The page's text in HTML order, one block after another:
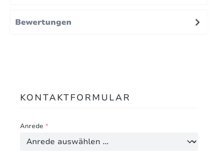
Bewertungen
KONTAKTFORMULAR
Anrede *